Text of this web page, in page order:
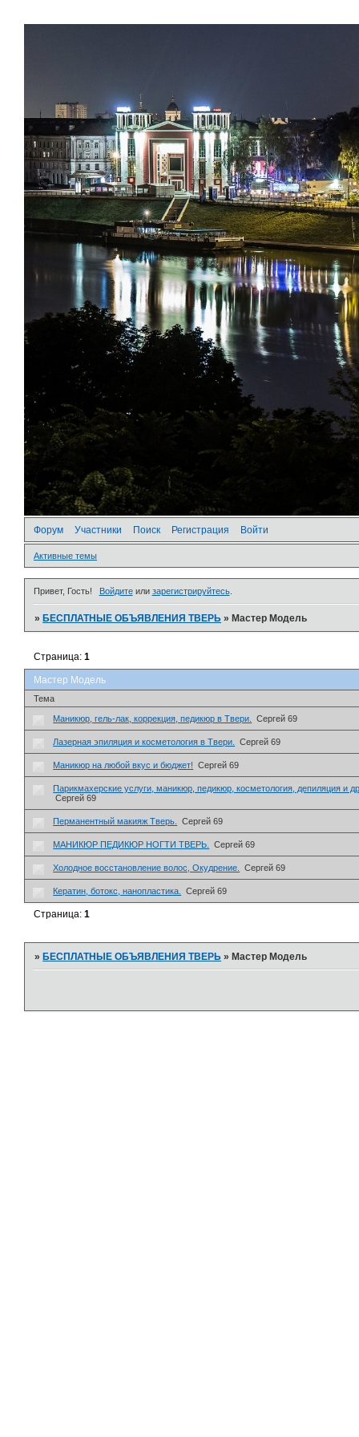
Форум Участники Поиск Регистрация Войти
Активные темы
Привет, Гость! Войдитеили зарегистрируйтесь.
»БЕСПЛАТНЫЕ ОБЪЯВЛЕНИЯ ТВЕРЬ »Мастер Модель
Мастер Модель
Страница:1
Тема
Маникюр, гель-лак, коррекция, педикюр в Твери. Сергей 69
Лазерная эпиляция и косметология в Твери. Сергей 69
Маникюр на любой вкус и бюджет! Сергей 69
Парикмахерские услуги, маникюр, педикюр, косметология, депиляция и
Сергей 69
Перманентный макияж Тверь. Сергей 69
МАНИКЮР ПЕДИКЮР НОГТИ ТВЕРЬ. Сергей 69
Холодное восстановление волос, Окудрение. Сергей 69
Кератин, ботокс, нанопластика. Сергей 69
Страница:1
» БЕСПЛАТНЫЕ ОБЪЯВЛЕНИЯ ТВЕРЬ » Мастер Модель